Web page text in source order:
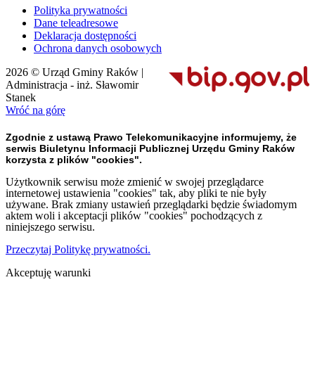
Polityka prywatności
Dane teleadresowe
Deklaracja dostępności
Ochrona danych osobowych
2026 © Urząd Gminy Raków |
Administracja - inż. Sławomir
Stanek
Wróć na górę
Zgodnie z ustawą Prawo Telekomunikacyjne informujemy, że
serwis Biuletynu Informacji Publicznej Urzędu Gminy Raków
korzysta z plików "cookies".
Użytkownik serwisu może zmienić w swojej przeglądarce
internetowej ustawienia "cookies" tak, aby pliki te nie były
używane. Brak zmiany ustawień przeglądarki będzie świadomym
aktem woli i akceptacji plików "cookies" pochodzących z
niniejszego serwisu.
Przeczytaj Politykę prywatności.
Akceptuję warunki